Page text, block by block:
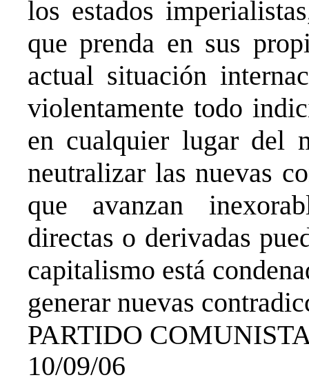
los estados
que prenda en sus
actual situación
violentamente todo
en cualquier lugar del
neutralizar las nuevas
que avanzan
directas o derivadas
capitalismo está
generar nuevas
PARTIDO
10/09/06